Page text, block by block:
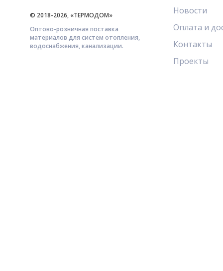
© 2018-2026, «ТЕРМОДОМ»
Оптово-розничная поставка
материалов для систем отопления,
водоснабжения, канализации.
Новости
Оплата и
Контакты
Проекты